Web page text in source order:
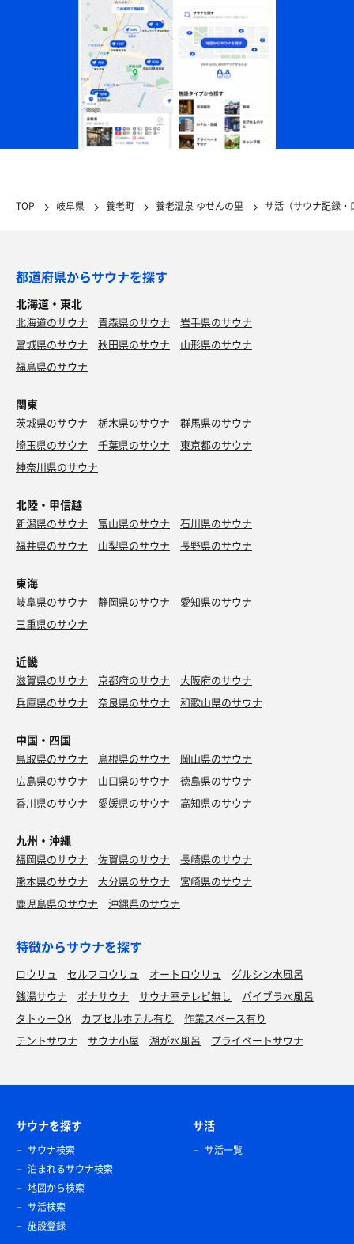
TOP 岐阜県 養老町 養老温泉 ゆせんの里 サ活（サウナ記録・
都道府県からサウナを探す
北海道・東北
北海道のサウナ 青森県のサウナ
岩手県のサウナ
宮城県のサウナ
秋田県のサウナ
山形県のサウナ
福島県のサウナ
関東
茨城県のサウナ 栃木県のサウナ
群馬県のサウナ
埼玉県のサウナ
千葉県のサウナ
東京都のサウナ
神奈川県のサウナ
北陸・甲信越
新潟県のサウナ 富山県のサウナ
石川県のサウナ
福井県のサウナ
山梨県のサウナ 長野県のサウナ
東海
岐阜県のサウナ 静岡県のサウナ
愛知県のサウナ
三重県のサウナ
近畿
滋賀県のサウナ 京都府のサウナ
大阪府のサウナ
兵庫県のサウナ
奈良県のサウナ 和歌山県のサウナ
中国・四国
鳥取県のサウナ 島根県のサウナ
岡山県のサウナ
広島県のサウナ
山口県のサウナ
徳島県のサウナ
香川県のサウナ
愛媛県のサウナ 高知県のサウナ
九州・沖縄
福岡県のサウナ 佐賀県のサウナ
長崎県のサウナ
熊本県のサウナ
大分県のサウナ
宮崎県のサウナ
鹿児島県のサウナ
沖縄県のサウナ
特徴からサウナを探す
ロウリュ セルフロウリュ オートロウリュ
グルシン水風呂
銭湯サウナ
ボナサウナ サウナ室テレビ無し
バイブラ水風呂
タトゥーOK
カプセルホテル有り
作業スペース有り
テントサウナ
サウナ小屋 湖が水風呂 プライベートサウナ
サウナを探す
サウナ検索
泊まれるサウナ検索
地図から検索
サ活検索
施設登録
サ活
サ活一覧